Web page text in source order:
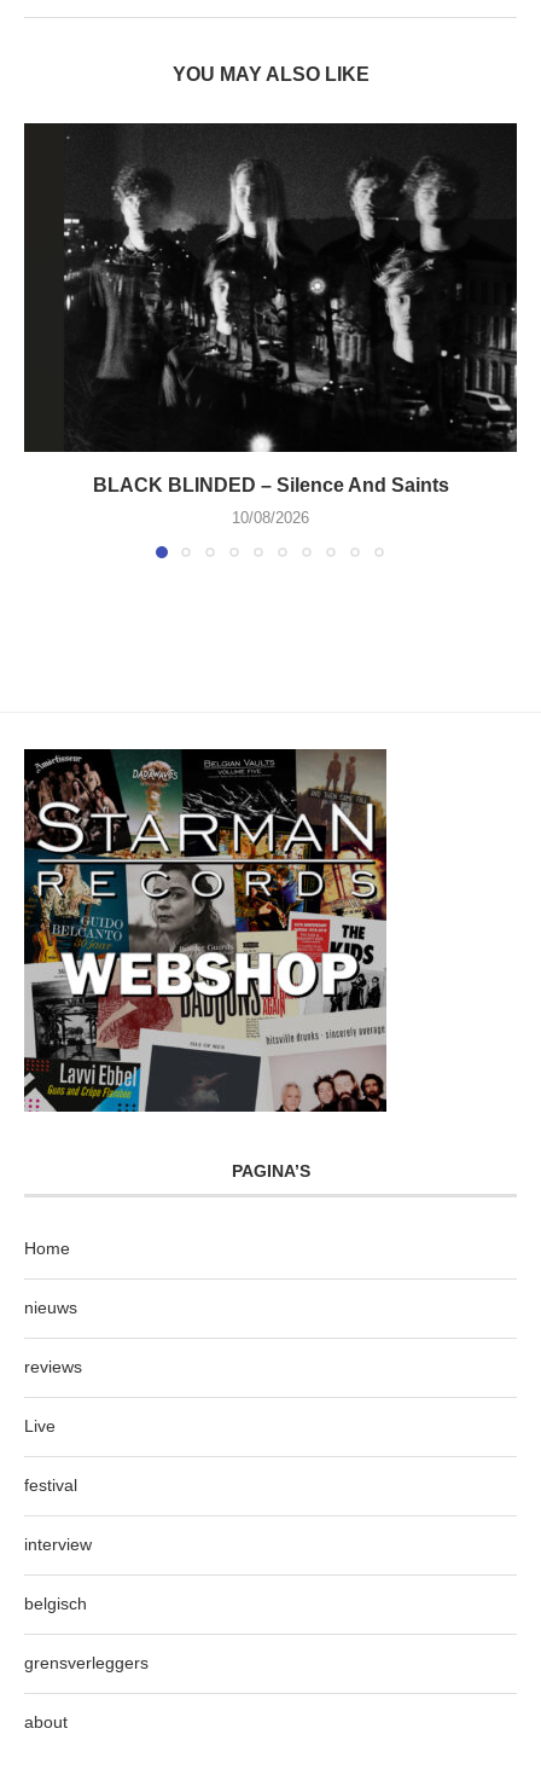
YOU MAY ALSO LIKE
BLACK BLINDED – Silence And Saints
10/08/2026
PAGINA’S
Home
nieuws
reviews
Live
festival
interview
belgisch
grensverleggers
about